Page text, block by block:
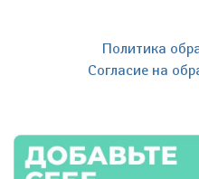
Политика
Согласие на